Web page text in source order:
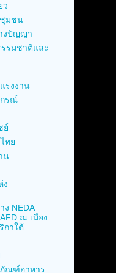
ว
มชน
งปัญญา
รมชาติและ
รงงาน
กรณ์
ย์
ทย
น
ง
ง NEDA
ณ เมือง
กาใต้
ภัณฑ์อาหาร